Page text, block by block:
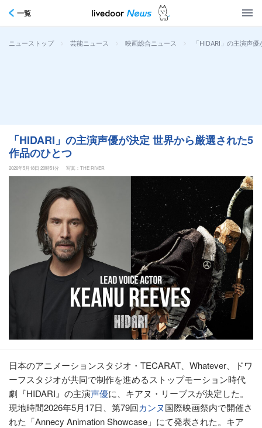
一覧
ニューストップ > 芸能ニュース > 映画総合ニュース > 「HIDARI」の主演声
「HIDARI」の主演声優が決定 世界から厳選された5
作品のひとつ
2026年5月18日 20時51分 写真：THE RIVER
日本のアニメーションスタジオ・TECARAT、Whatever、ドワ
ーフスタジオが共同で制作を進めるストップモーション時代
劇『HIDARI』の主演声優に、キアヌ・リーブスが決定した。
現地時間2026年5月17日、第79回カンヌ国際映画祭内で開催さ
れた「Annecy Animation Showcase」にて発表された。キア